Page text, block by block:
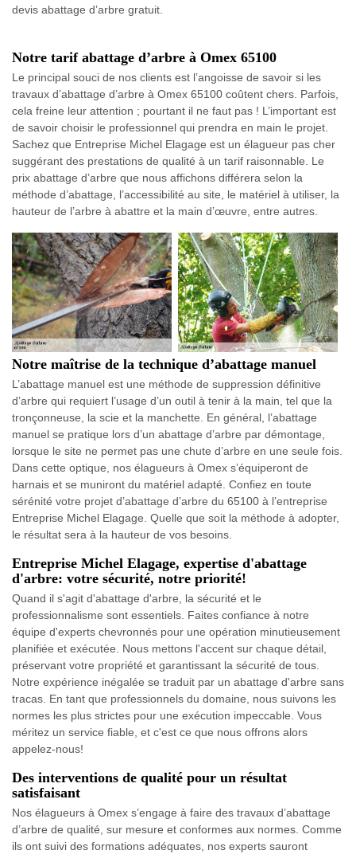
devis abattage d’arbre gratuit.
Notre tarif abattage d’arbre à Omex 65100
Le principal souci de nos clients est l’angoisse de savoir si les
travaux d’abattage d’arbre à Omex 65100 coûtent chers. Parfois,
cela freine leur attention ; pourtant il ne faut pas ! L’important est
de savoir choisir le professionnel qui prendra en main le projet.
Sachez que Entreprise Michel Elagage est un élagueur pas cher
suggérant des prestations de qualité à un tarif raisonnable. Le
prix abattage d’arbre que nous affichons différera selon la
méthode d’abattage, l’accessibilité au site, le matériel à utiliser, la
hauteur de l’arbre à abattre et la main d’œuvre, entre autres.
Notre maîtrise de la technique d’abattage manuel
L’abattage manuel est une méthode de suppression définitive
d’arbre qui requiert l’usage d’un outil à tenir à la main, tel que la
tronçonneuse, la scie et la manchette. En général, l’abattage
manuel se pratique lors d’un abattage d’arbre par démontage,
lorsque le site ne permet pas une chute d’arbre en une seule fois.
Dans cette optique, nos élagueurs à Omex s’équiperont de
harnais et se muniront du matériel adapté. Confiez en toute
sérénité votre projet d’abattage d’arbre du 65100 à l’entreprise
Entreprise Michel Elagage. Quelle que soit la méthode à adopter,
le résultat sera à la hauteur de vos besoins.
Entreprise Michel Elagage, expertise d'abattage
d'arbre: votre sécurité, notre priorité!
Quand il s'agit d'abattage d'arbre, la sécurité et le
professionnalisme sont essentiels. Faites confiance à notre
équipe d'experts chevronnés pour une opération minutieusement
planifiée et exécutée. Nous mettons l'accent sur chaque détail,
préservant votre propriété et garantissant la sécurité de tous.
Notre expérience inégalée se traduit par un abattage d'arbre sans
tracas. En tant que professionnels du domaine, nous suivons les
normes les plus strictes pour une exécution impeccable. Vous
méritez un service fiable, et c'est ce que nous offrons alors
appelez-nous!
Des interventions de qualité pour un résultat
satisfaisant
Nos élagueurs à Omex s’engage à faire des travaux d’abattage
d’arbre de qualité, sur mesure et conformes aux normes. Comme
ils ont suivi des formations adéquates, nos experts sauront